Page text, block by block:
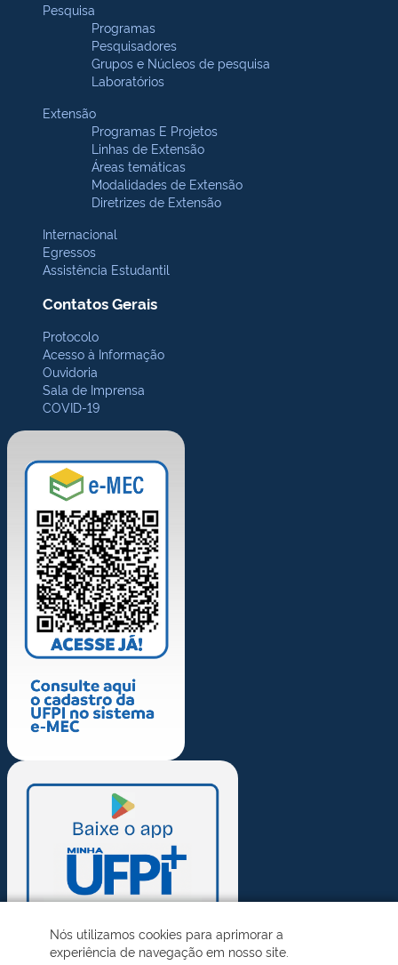
Pesquisa
Programas
Pesquisadores
Grupos e Núcleos de pesquisa
Laboratórios
Extensão
Programas E Projetos
Linhas de Extensão
Áreas temáticas
Modalidades de Extensão
Diretrizes de Extensão
Internacional
Egressos
Assistência Estudantil
Contatos Gerais
Protocolo
Acesso à Informação
Ouvidoria
Sala de Imprensa
COVID-19
Nós utilizamos cookies para aprimorar a
experiência de navegação em nosso site.